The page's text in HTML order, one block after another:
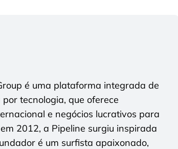
é uma plataforma integrada de
tecnologia, que oferece
e negócios lucrativos para
2012, a Pipeline surgiu inspirada
é um surfista apaixonado,